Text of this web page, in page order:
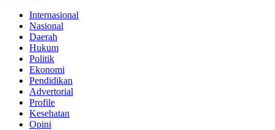
Internasional
Nasional
Daerah
Hukum
Politik
Ekonomi
Pendidikan
Advertorial
Profile
Kesehatan
Opini